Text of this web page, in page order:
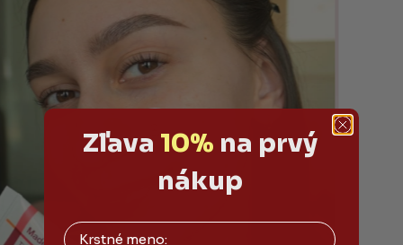
Zľava 10% na prvý
nákup